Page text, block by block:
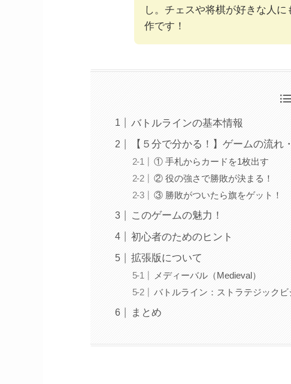
し。チェスや将棋が好きな人に
作です！
バトルラインの基本情報
【５分で分かる！】ゲームの流れ
① 手札からカードを1枚出す
② 役の強さで勝敗が決まる！
③ 勝敗がついたら旗をゲット！
このゲームの魅力！
初心者のためのヒント
拡張版について
メディーバル（Medieval）
バトルライン：ストラテジックビ
まとめ